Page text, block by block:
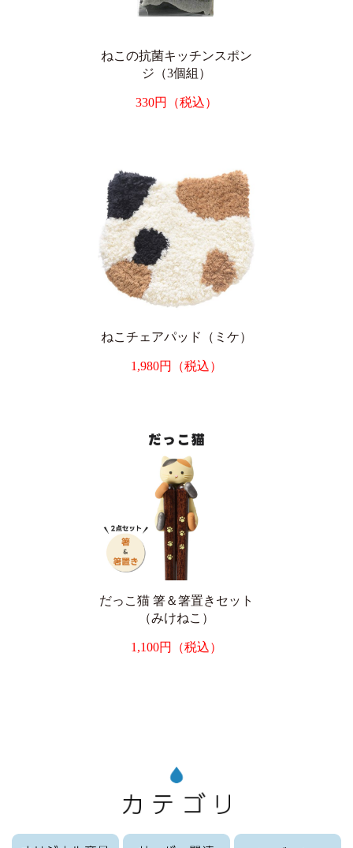
ねこの抗菌キッチンスポン
ジ（3個組）
330円（税込）
ねこチェアパッド（ミケ）
1,980円（税込）
だっこ猫 箸＆箸置きセット
（みけねこ）
1,100円（税込）